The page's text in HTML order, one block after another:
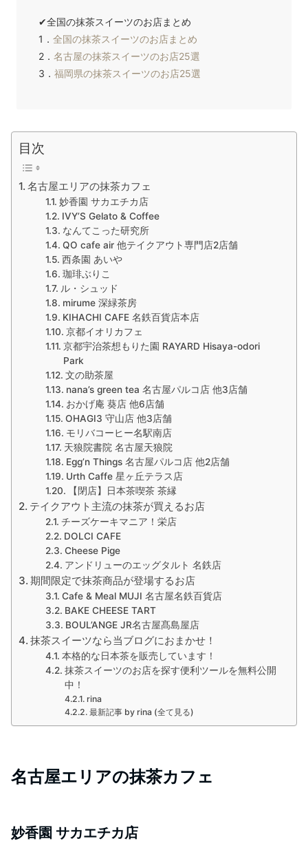
✔全国の抹茶スイーツのお店まとめ
1． 全国の抹茶スイーツのお店まとめ
2． 名古屋の抹茶スイーツのお店25選
3． 福岡県の抹茶スイーツのお店25選
目次
名古屋エリアの抹茶カフェ
妙香園 サカエチカ店
IVY’S Gelato & Coffee
なんてこった研究所
QO cafe air 他テイクアウト専門店2店舗
西条園 あいや
珈琲ぶりこ
ル・シュッド
mirume 深緑茶房
KIHACHI CAFE 名鉄百貨店本店
京都イオリカフェ
京都宇治茶想もりた園 RAYARD Hisaya-odori
Park
文の助茶屋
nana’s green tea 名古屋パルコ店 他3店舗
おかげ庵 葵店 他6店舗
OHAGI3 守山店 他3店舗
モリバコーヒー名駅南店
天狼院書院 名古屋天狼院
Egg’n Things 名古屋パルコ店 他2店舗
Urth Caffe 星ヶ丘テラス店
【閉店】日本茶喫茶 茶縁
テイクアウト主流の抹茶が買えるお店
チーズケーキマニア！栄店
DOLCI CAFE
Cheese Pige
アンドリューのエッグタルト 名鉄店
期間限定で抹茶商品が登場するお店
Cafe & Meal MUJI 名古屋名鉄百貨店
BAKE CHEESE TART
BOUL’ANGE JR名古屋髙島屋店
抹茶スイーツなら当ブログにおまかせ！
本格的な日本茶を販売しています！
抹茶スイーツのお店を探す便利ツールを無料公開
中！
rina
最新記事 by rina (全て見る)
名古屋エリアの抹茶カフェ
妙香園 サカエチカ店